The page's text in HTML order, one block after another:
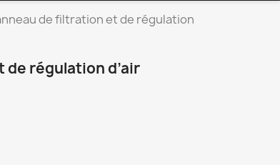
de filtration et de régulation
de régulation d’air